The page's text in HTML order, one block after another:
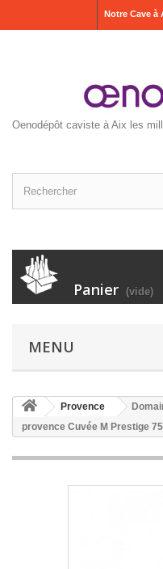
Notre Cave à
Oenodépôt caviste à Aix les
Panier (vide)
MENU
Provence
provence Cuvée M Prestige